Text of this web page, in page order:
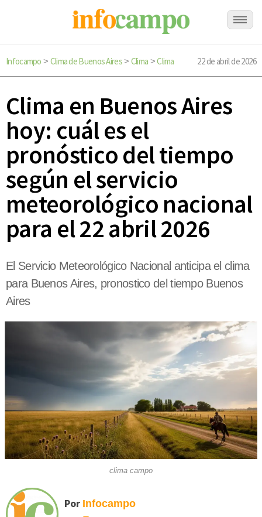
Infocampo > Clima de Buenos Aires> Clima >Clima 22 de abril de 2026
Clima en Buenos Aires
hoy: cuál es el
pronóstico del tiempo
según el servicio
meteorológico nacional
para el 22 abril 2026
El Servicio Meteorológico Nacional anticipa el clima
para Buenos Aires, pronostico del tiempo Buenos
Aires
clima campo
Por Infocampo